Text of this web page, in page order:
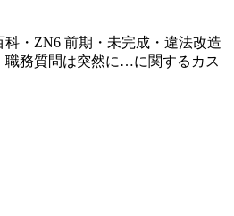
科・ZN6 前期・未完成・違法改造
職務質問は突然に…に関するカス